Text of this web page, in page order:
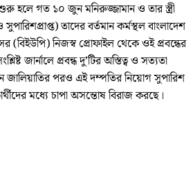
হলে গত ১০ জুন মনিরুজ্জামান ও তার স্ত্রী
তাদের বর্তমান কর্মস্থল বাংলাদেশ
(বিইউপি) নিজস্ব প্রোফাইল থেকে ওই প্রবন্ধের
জার্নালে প্রবন্ধ দু’টির অস্তিত্ব ও সত্যতা
জালিয়াতির পরও এই দম্পতির নিয়োগ সুপারিশ
মধ্যে চাপা অসন্তোষ বিরাজ করছে।